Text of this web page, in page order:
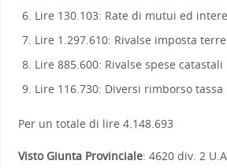
Lire 130.103: Rate di mutui ed
Lire 1.297.610: Rivalse imposta
Lire 885.600: Rivalse spese catastali
Lire 116.730: Diversi rimborso
Per un totale di lire 4.148.693
Visto Giunta Provinciale: 4620 div. 2